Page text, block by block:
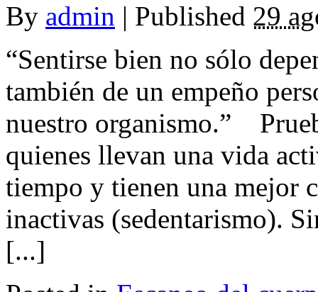
By admin | Published 29
“Sentirse bien no sólo
también de un empeño
nuestro organismo.”
quienes llevan una vida
tiempo y tienen una mejor
inactivas (sedentarismo).
[...]